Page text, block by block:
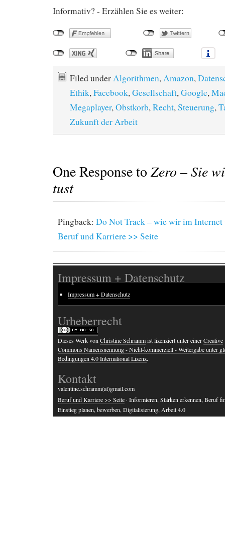
Informativ? - Erzählen Sie es weiter:
Filed under Algorithmen, Amazon,
Ethik, Facebook, Gesellschaft, Google,
Megaplayer, Obstkorb, Recht, Steuerung,
Zukunft der Arbeit
One Response toZero – Sie
tust
Pingback: Do Not Track – wie wir im Internet
Beruf und Karriere >> Seite
Impressum + Datenschutz
Impressum + Datenschutz
Urheberrecht
Dieses Werk vonChristine Schrammist lizenziert unter einerCreative
Commons Namensnennung - Nicht-kommerziell - Weitergabe unter
Bedingungen 4.0 International Lizenz.
Kontakt
valentine.schramm(at)gmail.com
Beruf und Karriere >> Seite · Informieren, Stärken erkennen, Beruf
Einstieg planen, bewerben, Digitalisierung, Arbeit 4.0